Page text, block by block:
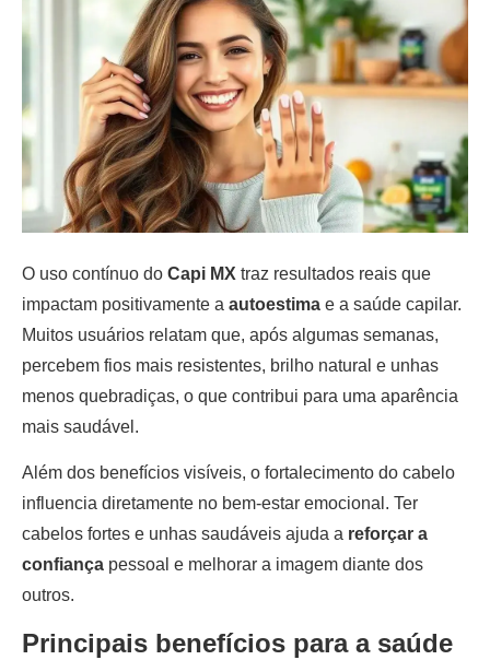
O uso contínuo do Capi MX traz resultados reais que
impactam positivamente a autoestima e a saúde capilar.
Muitos usuários relatam que, após algumas semanas,
percebem fios mais resistentes, brilho natural e unhas
menos quebradiças, o que contribui para uma aparência
mais saudável.
Além dos benefícios visíveis, o fortalecimento do cabelo
influencia diretamente no bem-estar emocional. Ter
cabelos fortes e unhas saudáveis ajuda a reforçar a
confiança pessoal e melhorar a imagem diante dos
outros.
Principais benefícios para a saúde